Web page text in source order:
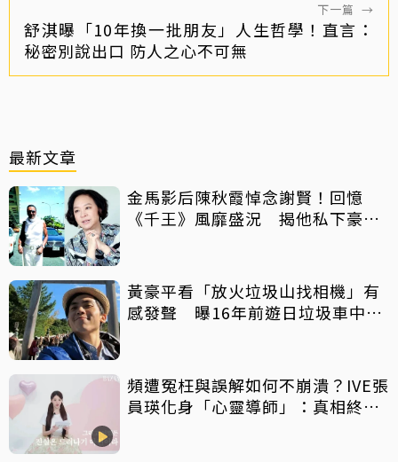
下一篇 →
舒淇曝「10年換一批朋友」人生哲學！直言：
秘密別說出口 防人之心不可無
最新文章
金馬影后陳秋霞悼念謝賢！回憶
《千王》風靡盛況 揭他私下豪爽
黃豪平看「放火垃圾山找相機」有
感發聲 曝16年前遊日垃圾車中含
頻遭冤枉與誤解如何不崩潰？IVE張
員瑛化身「心靈導師」：真相終會